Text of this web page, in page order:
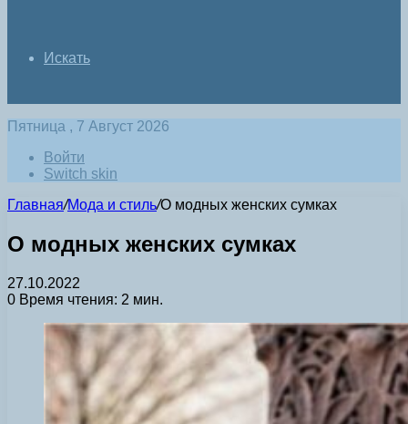
Искать
Пятница , 7 Август 2026
Войти
Switch skin
Главная/Мода и стиль/О модных женских сумках
О модных женских сумках
27.10.2022
0 Время чтения: 2 мин.